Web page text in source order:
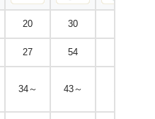
20 30
27 54
34～ 43～